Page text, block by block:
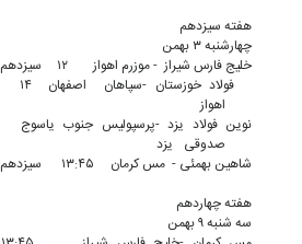
هفته سیزدهم
چهارشنبه ۳ بهمن
خلیج فارس شیراز - موزرم اهواز
۱۲ سیزدهم
فولاد خوزستان -سپاهان اصفهان
۱۴
اهواز
نوین فولاد یزد -پرسپولیس جنوب یاسوج
صدوقی یزد
شاهین بهمئی - مس کرمان
۱۳:۴۵ سیزدهم
هفته چهاردهم
سه شنبه ۹ بهمن